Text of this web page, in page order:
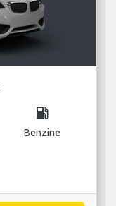
local_gas_station
Benzine